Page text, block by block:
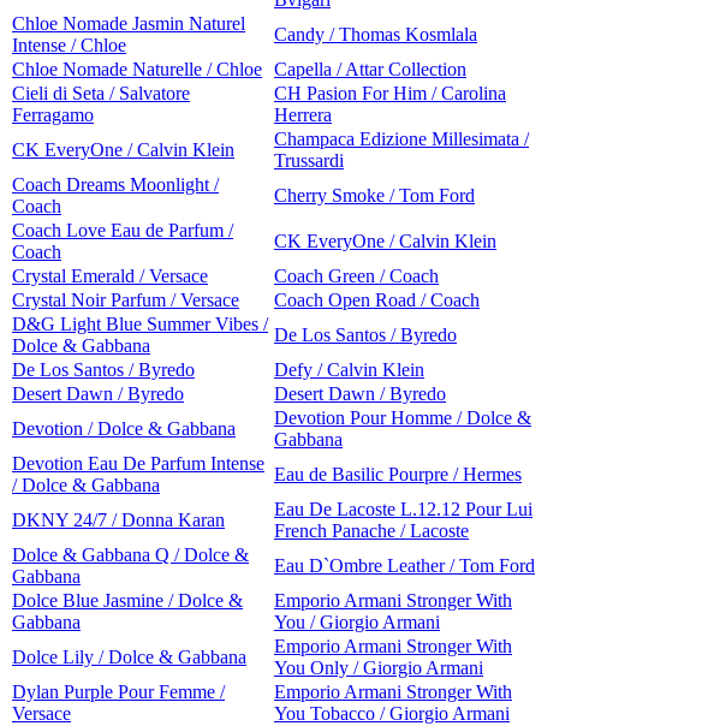
Chloe Nomade Jasmin Naturel
Intense / Chloe
Candy / Thomas Kosmlala
Chloe Nomade Naturelle / Chloe Capella / Attar Collection
Cieli di Seta / Salvatore
Ferragamo
CH Pasion For Him / Carolina
Herrera
CK EveryOne / Calvin Klein
Champaca Edizione Millesimata /
Trussardi
Coach Dreams Moonlight /
Coach
Cherry Smoke / Tom Ford
Coach Love Eau de Parfum /
Coach
CK EveryOne / Calvin Klein
Crystal Emerald / Versace
Coach Green / Coach
Crystal Noir Parfum / Versace
Coach Open Road / Coach
D&G Light Blue Summer Vibes /
Dolce & Gabbana
De Los Santos / Byredo
De Los Santos / Byredo
Defy / Calvin Klein
Desert Dawn / Byredo
Desert Dawn / Byredo
Devotion / Dolce & Gabbana
Devotion Pour Homme / Dolce &
Gabbana
Devotion Eau De Parfum Intense
/ Dolce & Gabbana
Eau de Basilic Pourpre / Hermes
DKNY 24/7 / Donna Karan
Eau De Lacoste L.12.12 Pour Lui
French Panache / Lacoste
Dolce & Gabbana Q / Dolce &
Gabbana
Eau D`Ombre Leather / Tom Ford
Dolce Blue Jasmine / Dolce &
Gabbana
Emporio Armani Stronger With
You / Giorgio Armani
Dolce Lily / Dolce & Gabbana
Emporio Armani Stronger With
You Only / Giorgio Armani
Dylan Purple Pour Femme /
Versace
Emporio Armani Stronger With
You Tobacco / Giorgio Armani